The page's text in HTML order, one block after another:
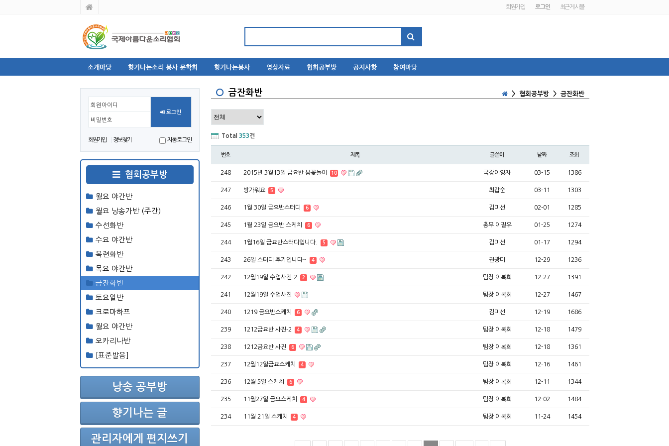
회원가입 로그인 최근게시물
소개마당 향기나는소리 봉사 문학회 향기나는봉사 영상자료 협회공부방 공지사항 참여마당
회원아이디
비밀번호
로그인
회원가입 정보찾기 자동로그인
협회공부방
월요 야간반
월요 낭송가반 (주간)
수선화반
수요 야간반
목련화반
목요 야간반
금잔화반
토요일반
크로마하프
월요 야간반
오카리나반
[표준발음]
낭송 공부방
향기나는 글
관리자에게 편지쓰기
금잔화반 > 협회공부방> 금잔화반
Total 353건
번호 제목 글쓴이 날짜 조회
248 2015년 3월13일 금요반 봄꽃놀이 10 국장이영자 03-15 1386
247 방가워요 5 최갑순 03-11 1303
246 1월 30일 금요반스터디 6 김미선 02-01 1285
245 1월 23일 금요반 스케치 6 총무 이필유 01-25 1274
244 1월16일 금요반스터디입니다. 5 김미선 01-17 1294
243 26일 스터디 후기입니다~ 4 권광미 12-29 1236
242 12월19일 수업사진-2 2 팀장 이복희 12-27 1391
241 12월19일 수업사진 팀장 이복희 12-27 1467
240 1219 금요반스케치 6 김미선 12-19 1686
239 1212금요반 사진-2 4 팀장 이복희 12-18 1479
238 1212금요반 사진 6 팀장 이복희 12-18 1361
237 12월12일금요스케치 4 팀장 이복희 12-16 1461
236 12월 5일 스케치 6 팀장 이복희 12-11 1344
235 11월27일 금요스케치 4 팀장 이복희 12-02 1484
234 11월 21일 스케치 4 팀장 이복희 11-24 1454